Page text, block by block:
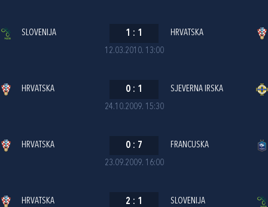
12.03.2010. 13:00
SLOVENIJA 1 : 1 HRVATSKA
24.10.2009. 15:30
HRVATSKA 0 : 1 SJEVERNA IRSKA
23.09.2009. 16:00
HRVATSKA 0 : 7 FRANCUSKA
HRVATSKA 2 : 1 SLOVENIJA